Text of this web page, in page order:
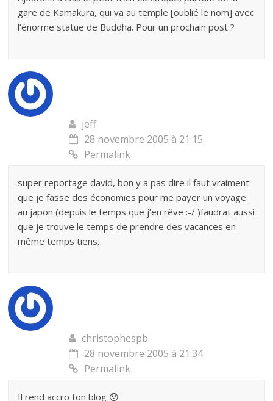
gare de Kamakura, qui va au temple [oublié le nom] avec
l’énorme statue de Buddha. Pour un prochain post ?
jeff
28 novembre 2005 à 21:15
Permalink
super reportage david, bon y a pas dire il faut vraiment
que je fasse des économies pour me payer un voyage
au japon (depuis le temps que j’en rêve :-/ )faudrat aussi
que je trouve le temps de prendre des vacances en
même temps tiens.
christophespb
28 novembre 2005 à 21:34
Permalink
Il rend accro ton blog 😯